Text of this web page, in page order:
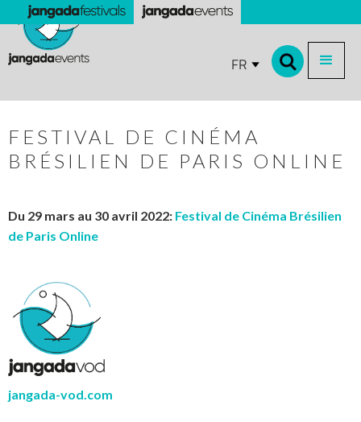
FR
FESTIVAL DE CINÉMA
BRÉSILIEN DE PARIS ONLINE
Du 29 mars au 30 avril 2022: Festival de Cinéma Brésilien
de Paris Online
jangada-vod.com